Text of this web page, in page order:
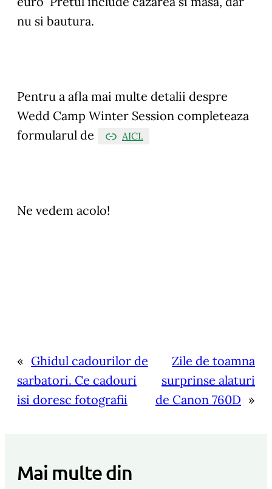
nu si bautura.
Pentru a afla mai multe detalii despre
Wedd Camp Winter Session completeaza
formularul de
AICI.
Ne vedem acolo!
« Ghidul cadourilor de
sarbatori. Ce cadouri
isi doresc fotografii
Zile de toamna
surprinse alaturi
de Canon 760D »
Mai multe din